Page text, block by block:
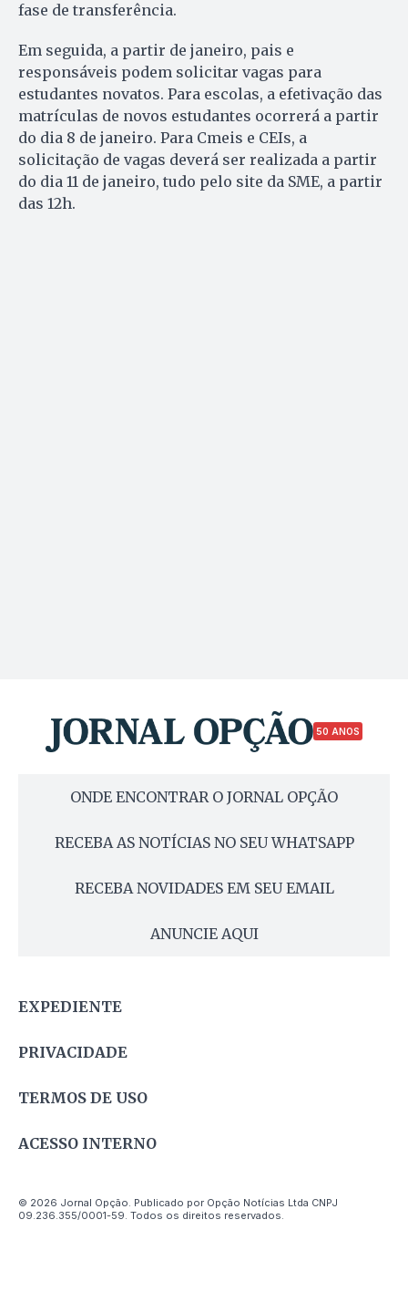
fase de transferência.
Em seguida, a partir de janeiro, pais e
responsáveis podem solicitar vagas para
estudantes novatos. Para escolas, a efetivação das
matrículas de novos estudantes ocorrerá a partir
do dia 8 de janeiro. Para Cmeis e CEIs, a
solicitação de vagas deverá ser realizada a partir
do dia 11 de janeiro, tudo pelo site da SME, a partir
das 12h.
50 ANOS
ONDE ENCONTRAR O JORNAL OPÇÃO
RECEBA AS NOTÍCIAS NO SEU WHATSAPP
RECEBA NOVIDADES EM SEU EMAIL
ANUNCIE AQUI
EXPEDIENTE
PRIVACIDADE
TERMOS DE USO
ACESSO INTERNO
© 2026 Jornal Opção. Publicado por Opção Notícias Ltda CNPJ
09.236.355/0001-59. Todos os direitos reservados.